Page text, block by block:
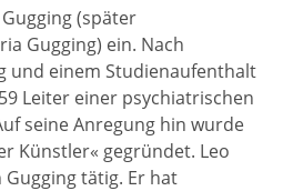
(später
Gugging) ein. Nach
und einem Studienaufenthalt
Leiter einer psychiatrischen
seine Anregung hin wurde
Künstler« gegründet. Leo
Gugging tätig. Er hat